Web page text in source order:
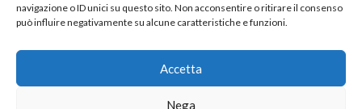
navigazione o ID unici su questo sito. Non acconsentire o ritirare il consenso
può influire negativamente su alcune caratteristiche e funzioni.
Accetta
Nega
info@solsisacademy.it
Lun-Ven: 09:30-18:30, Sab: 10:00-12:00
Pausa pranzo: 13:30-15:30
© Copyright - SOLSIS Academy by SOLUZIONE E